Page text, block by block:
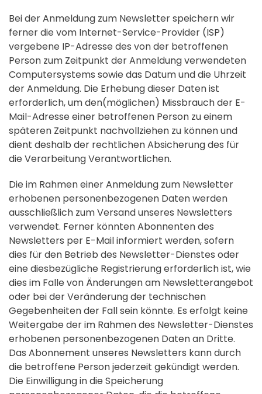
Bei der Anmeldung zum Newsletter speichern wir
ferner die vom Internet-Service-Provider (ISP)
vergebene IP-Adresse des von der betroffenen
Person zum Zeitpunkt der Anmeldung verwendeten
Computersystems sowie das Datum und die Uhrzeit
der Anmeldung. Die Erhebung dieser Daten ist
erforderlich, um den(möglichen) Missbrauch der E-
Mail-Adresse einer betroffenen Person zu einem
späteren Zeitpunkt nachvollziehen zu können und
dient deshalb der rechtlichen Absicherung des für
die Verarbeitung Verantwortlichen.
Die im Rahmen einer Anmeldung zum Newsletter
erhobenen personenbezogenen Daten werden
ausschließlich zum Versand unseres Newsletters
verwendet. Ferner könnten Abonnenten des
Newsletters per E-Mail informiert werden, sofern
dies für den Betrieb des Newsletter-Dienstes oder
eine diesbezügliche Registrierung erforderlich ist, wie
dies im Falle von Änderungen am Newsletterangebot
oder bei der Veränderung der technischen
Gegebenheiten der Fall sein könnte. Es erfolgt keine
Weitergabe der im Rahmen des Newsletter-Dienstes
erhobenen personenbezogenen Daten an Dritte.
Das Abonnement unseres Newsletters kann durch
die betroffene Person jederzeit gekündigt werden.
Die Einwilligung in die Speicherung